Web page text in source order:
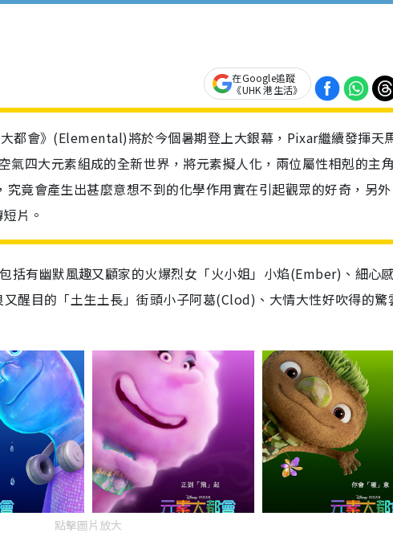
在Google追蹤
《UHK 港生活》
都會》(Elemental)將於今個暑期登上大銀幕，Pixar繼續發揮天
氣四大元素組成的全新世界，將元素擬人化，兩位屬性相剋的主
究竟會產生出甚麼意想不到的化學作用實在引起觀眾的好奇，另
片。
括有幽默風趣又顧家的火爆烈女「火小姐」小焰(Ember)、細心
醒目的「土生土長」街頭小子阿葛(Clod)、大情大性好吹得的驚
點擊圖片放大